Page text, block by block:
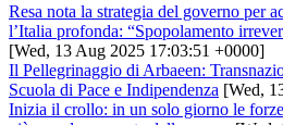
Resa nota la strategia del governo per
l’Italia profonda: “Spopolamento
[Wed, 13 Aug 2025 17:03:51 +0000]
Il Pellegrinaggio di Arbaeen:
Scuola di Pace e Indipendenza [Wed,
Inizia il crollo: in un solo giorno le